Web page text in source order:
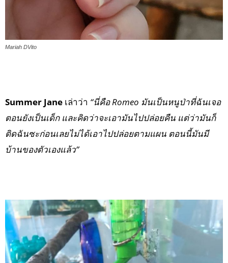
Mariah DVito
Summer Jane เล่าว่า “นี่คือ Romeo มันเป็นหนูป่าที่ฉันเจอ
ตอนยังเป็นเด็ก และคิดว่าจะเอามันไปปล่อยคืน แต่ว่ามันก็
ติดฉันซะก่อนเลยไม่ได้เอาไปปล่อยตามแผน ตอนนี้มันมี
บ้านของตัวเองแล้ว”